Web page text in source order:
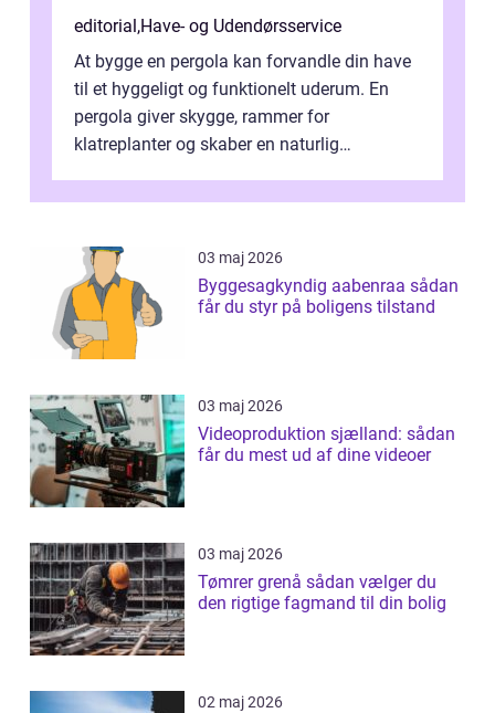
editorial ,Have- og Udendørsservice
At bygge en pergola kan forvandle din have
til et hyggeligt og funktionelt uderum. En
pergola giver skygge, rammer for
klatreplanter og skaber en naturlig
d...
03 maj 2026
Byggesagkyndig aabenraa sådan
får du styr på boligens tilstand
03 maj 2026
Videoproduktion sjælland: sådan
får du mest ud af dine videoer
03 maj 2026
Tømrer grenå sådan vælger du
den rigtige fagmand til din bolig
02 maj 2026